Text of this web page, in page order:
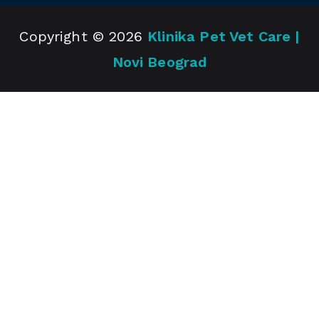
Copyright © 2026 Klinika Pet Vet Care |
Novi Beograd